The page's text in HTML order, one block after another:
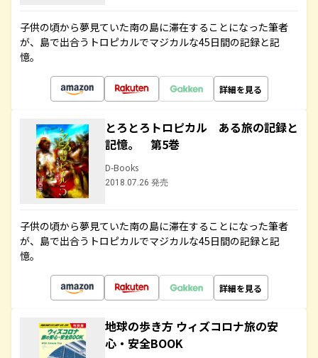
子供の頃から夢見ていた南の島に滞在することになった筆者
が、島で出合うトロピカルでマジカルな45日間の記録と記
憶。
詳細を見る
とろとろトロピカル ある旅の記録と
記憶。 第5巻
D-Books
2018.07.26 発売
子供の頃から夢見ていた南の島に滞在することになった筆者
が、島で出合うトロピカルでマジカルな45日間の記録と記
憶。
詳細を見る
地球の歩き方 ウィズコロナ旅の安
心・安全BOOK